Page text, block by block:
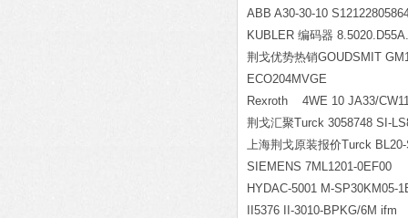
ABB A30-30-10
KUBLER 编码器
荆戈优势热销GOUDSMIT
ECO204MVGE
Rexroth 4WE
荆戈汇聚Turck 3058748 SI-
上海荆戈原装报价Turck
SIEMENS 7ML1201-0EF00
HYDAC-5001 M-SP30KM05-
II5376 II-3010-BPKG/6M ifm